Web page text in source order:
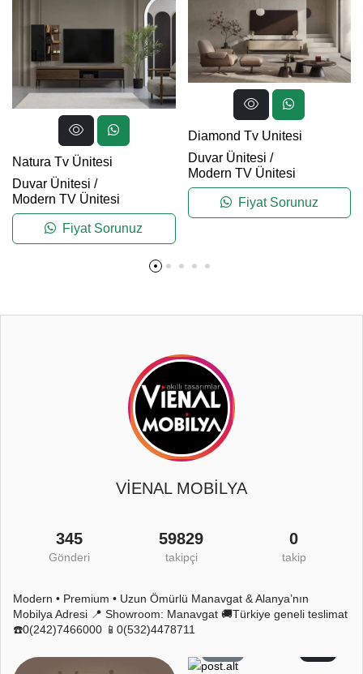
Natura Tv Ünitesi
Duvar Ünitesi /
Modern TV Ünitesi
Fiyat Sorunuz
Diamond Tv Unitesi
Duvar Ünitesi /
Modern TV Ünitesi
Fiyat Sorunuz
VİENAL MOBİLYA
345
Gönderi
59829
takipçi
0
takip
Modern • Premium • Uzun Ömürlü Manavgat & Alanya’nın
Mobilya Adresi 📍 Showroom: Manavgat 🚚Türkiye geneli teslimat
☎️0(242)7466000 📱0(532)4478711